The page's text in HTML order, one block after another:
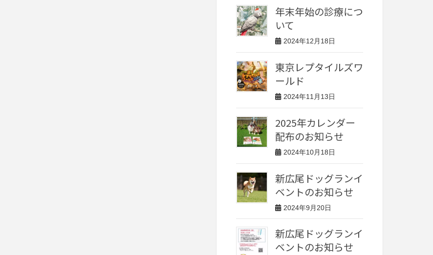
年末年始の診療につ
いて
2024年12月18日
東京レプタイルズワ
ールド
2024年11月13日
2025年カレンダー
配布のお知らせ
2024年10月18日
新広尾ドッグランイ
ベントのお知らせ
2024年9月20日
新広尾ドッグランイ
ベントのお知らせ